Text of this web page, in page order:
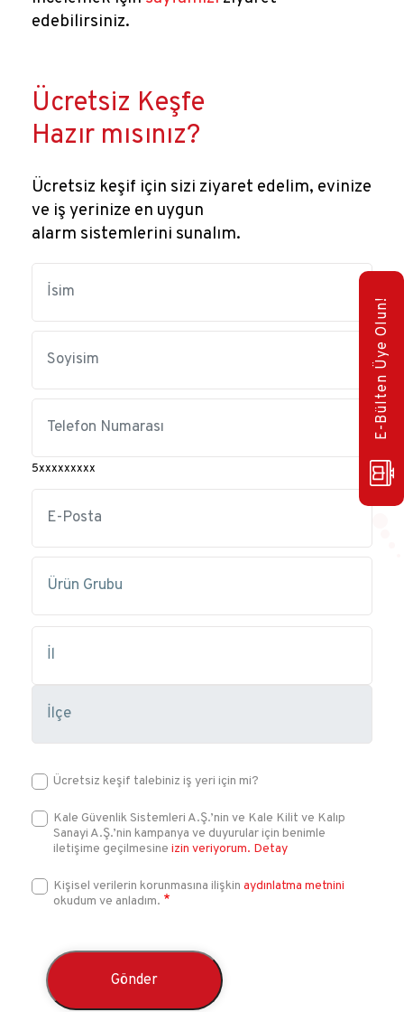
edebilirsiniz.
Ücretsiz Keşfe
Hazır mısınız?
Ücretsiz keşif için sizi ziyaret edelim, evinize
ve iş yerinize en uygun
alarm sistemlerini sunalım.
5xxxxxxxxx
Ücretsiz keşif talebiniz iş yeri için mi?
Kale Güvenlik Sistemleri A.Ş.’nin ve Kale Kilit ve Kalıp
Sanayi A.Ş.’nin kampanya ve duyurular için benimle
iletişime geçilmesine izin veriyorum. Detay
Kişisel verilerin korunmasına ilişkin aydınlatma metnini
okudum ve anladım.
E-Bülten Üye Olun!